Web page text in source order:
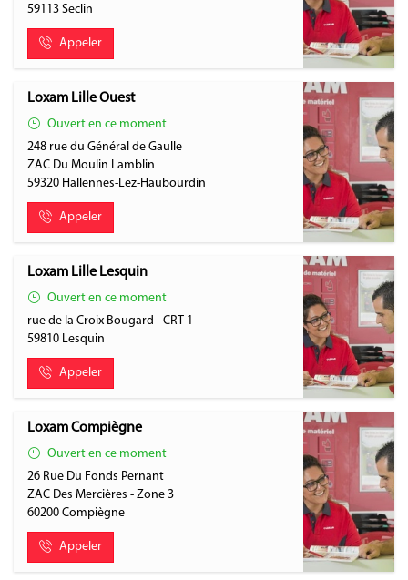
59113 Seclin
Appeler
Loxam Lille Ouest
Ouvert en ce moment
248 rue du Général de Gaulle
ZAC Du Moulin Lamblin
59320 Hallennes-Lez-Haubourdin
Appeler
Loxam Lille Lesquin
Ouvert en ce moment
rue de la Croix Bougard - CRT 1
59810 Lesquin
Appeler
Loxam Compiègne
Ouvert en ce moment
26 Rue Du Fonds Pernant
ZAC Des Mercières - Zone 3
60200 Compiègne
Appeler